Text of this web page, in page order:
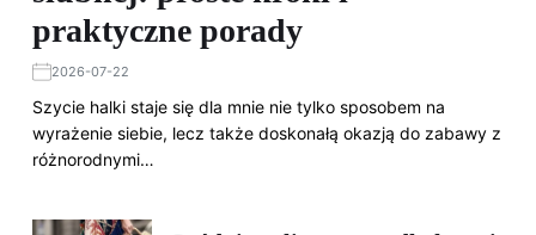
praktyczne porady
2026-07-22
Szycie halki staje się dla mnie nie tylko sposobem na
wyrażenie siebie, lecz także doskonałą okazją do zabawy z
różnorodnymi…